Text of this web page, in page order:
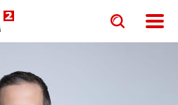
Toggle
search
input
Toggle
search
input